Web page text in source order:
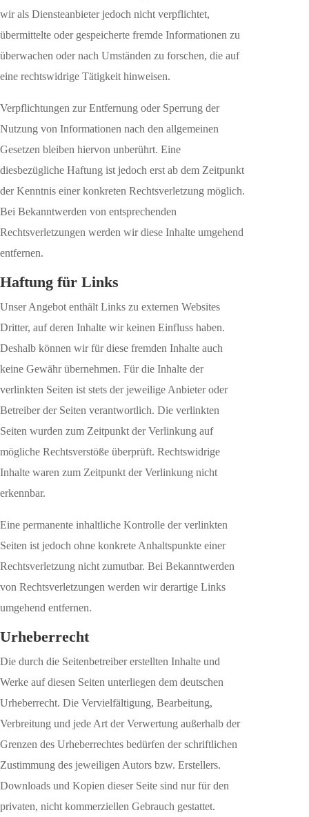
wir als Diensteanbieter jedoch nicht verpflichtet,
übermittelte oder gespeicherte fremde Informationen zu
überwachen oder nach Umständen zu forschen, die auf
eine rechtswidrige Tätigkeit hinweisen.
Verpflichtungen zur Entfernung oder Sperrung der
Nutzung von Informationen nach den allgemeinen
Gesetzen bleiben hiervon unberührt. Eine
diesbezügliche Haftung ist jedoch erst ab dem Zeitpunkt
der Kenntnis einer konkreten Rechtsverletzung möglich.
Bei Bekanntwerden von entsprechenden
Rechtsverletzungen werden wir diese Inhalte umgehend
entfernen.
Haftung für Links
Unser Angebot enthält Links zu externen Websites
Dritter, auf deren Inhalte wir keinen Einfluss haben.
Deshalb können wir für diese fremden Inhalte auch
keine Gewähr übernehmen. Für die Inhalte der
verlinkten Seiten ist stets der jeweilige Anbieter oder
Betreiber der Seiten verantwortlich. Die verlinkten
Seiten wurden zum Zeitpunkt der Verlinkung auf
mögliche Rechtsverstöße überprüft. Rechtswidrige
Inhalte waren zum Zeitpunkt der Verlinkung nicht
erkennbar.
Eine permanente inhaltliche Kontrolle der verlinkten
Seiten ist jedoch ohne konkrete Anhaltspunkte einer
Rechtsverletzung nicht zumutbar. Bei Bekanntwerden
von Rechtsverletzungen werden wir derartige Links
umgehend entfernen.
Urheberrecht
Die durch die Seitenbetreiber erstellten Inhalte und
Werke auf diesen Seiten unterliegen dem deutschen
Urheberrecht. Die Vervielfältigung, Bearbeitung,
Verbreitung und jede Art der Verwertung außerhalb der
Grenzen des Urheberrechtes bedürfen der schriftlichen
Zustimmung des jeweiligen Autors bzw. Erstellers.
Downloads und Kopien dieser Seite sind nur für den
privaten, nicht kommerziellen Gebrauch gestattet.